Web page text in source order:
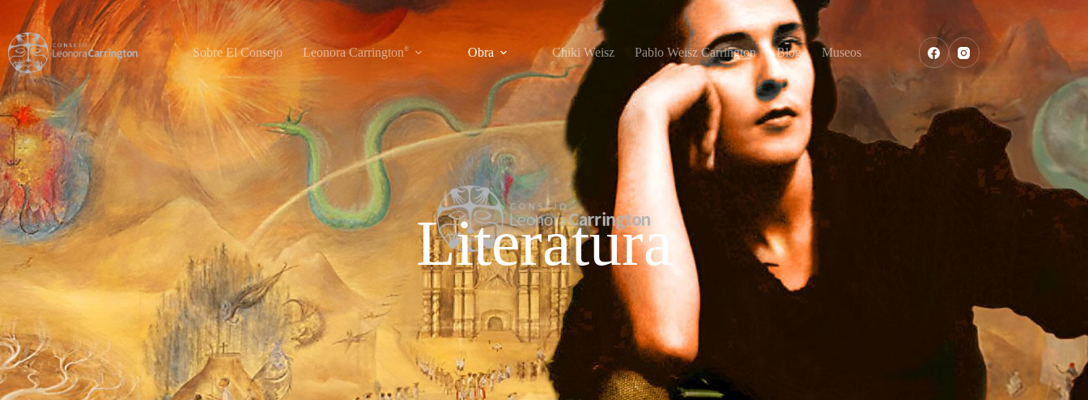
Sobre El Consejo Leonora Carrington® Obra Chiki Weisz Pablo Weisz Carrington Blog Museos
Literatura